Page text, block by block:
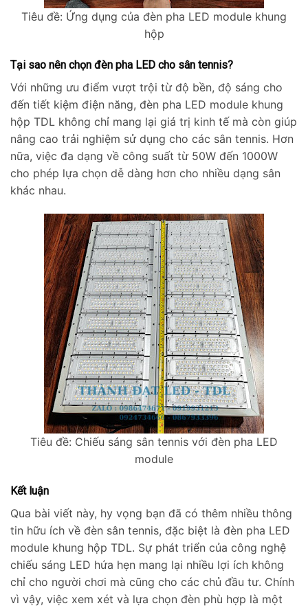
Tiêu đề: Ứng dụng của đèn pha LED module khung
hộp
Tại sao nên chọn đèn pha LED cho sân tennis?
Với những ưu điểm vượt trội từ độ bền, độ sáng cho
đến tiết kiệm điện năng, đèn pha LED module khung
hộp TDL không chỉ mang lại giá trị kinh tế mà còn giúp
nâng cao trải nghiệm sử dụng cho các sân tennis. Hơn
nữa, việc đa dạng về công suất từ 50W đến 1000W
cho phép lựa chọn dễ dàng hơn cho nhiều dạng sân
khác nhau.
Tiêu đề: Chiếu sáng sân tennis với đèn pha LED
module
Kết luận
Qua bài viết này, hy vọng bạn đã có thêm nhiều thông
tin hữu ích về đèn sân tennis, đặc biệt là đèn pha LED
module khung hộp TDL. Sự phát triển của công nghệ
chiếu sáng LED hứa hẹn mang lại nhiều lợi ích không
chỉ cho người chơi mà cũng cho các chủ đầu tư. Chính
vì vậy, việc xem xét và lựa chọn đèn phù hợp là một